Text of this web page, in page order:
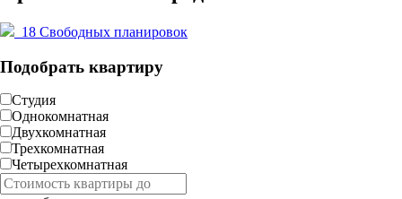
18 Свободных планировок
Подобрать квартиру
Студия
Однокомнатная
Двухкомнатная
Трехкомнатная
Четырехкомнатная